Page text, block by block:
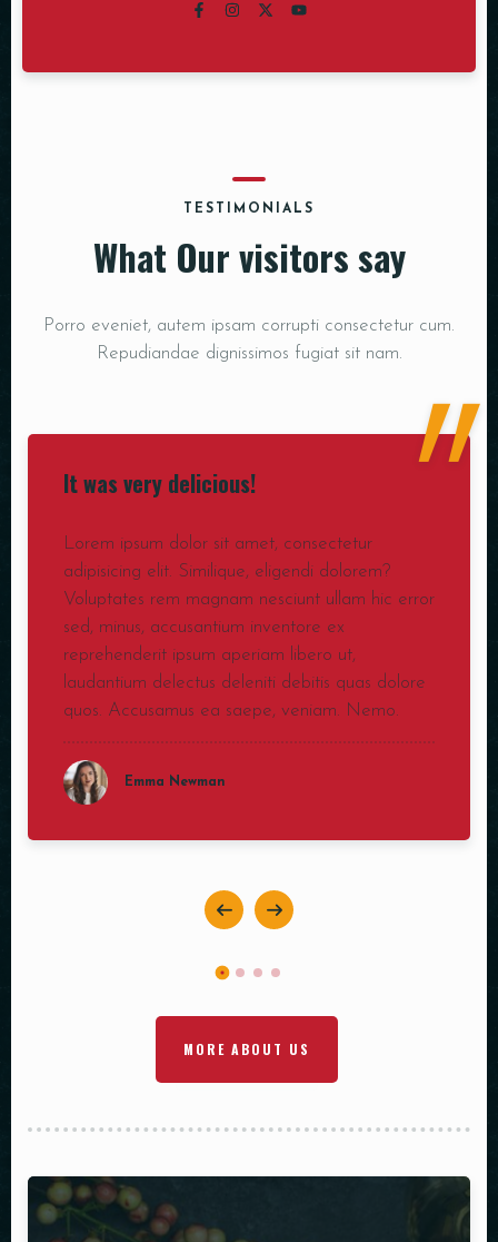
TESTIMONIALS
What Our visitors say
Porro eveniet, autem ipsam corrupti consectetur cum.
Repudiandae dignissimos fugiat sit nam."
It was very delicious!
Lorem ipsum dolor sit amet, consectetur
adipisicing elit. Similique, eligendi dolorem?
Voluptates rem magnam nesciunt ullam hic error
sed, minus, accusantium inventore ex
reprehenderit ipsum aperiam libero ut,
laudantium delectus deleniti debitis quas dolore
quos. Accusamus ea saepe, veniam. Nemo.
Emma Newman
MORE ABOUT US